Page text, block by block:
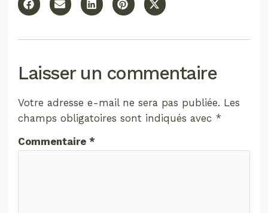
Laisser un commentaire
Votre adresse e-mail ne sera pas publiée. Les
champs obligatoires sont indiqués avec *
Commentaire*